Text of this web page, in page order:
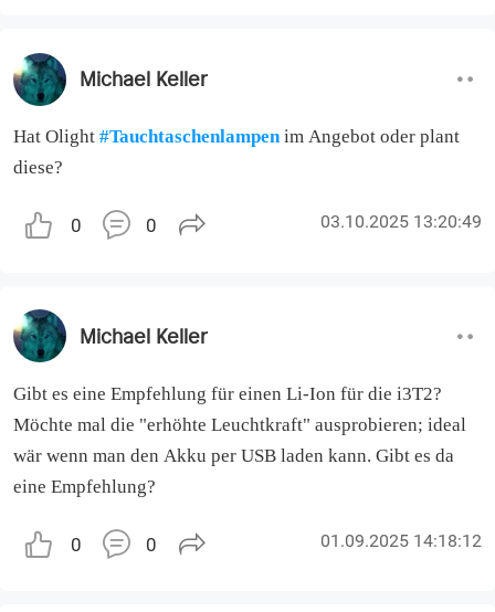
Michael Keller
Hat Olight #Tauchtaschenlampenim Angebot oder plant
diese?
0 0 03.10.2025 13:20:49
Michael Keller
Gibt es eine Empfehlung für einen Li-Ion für die i3T2?
Möchte mal die "erhöhte Leuchtkraft" ausprobieren; ideal
wär wenn man den Akku per USB laden kann. Gibt es da
eine Empfehlung?
0 0 01.09.2025 14:18:12